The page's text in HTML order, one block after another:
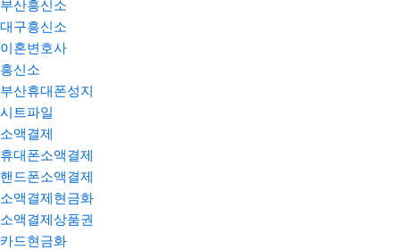
부산흥신소
대구흥신소
이혼변호사
흥신소
부산휴대폰성지
시트파일
소액결제
휴대폰소액결제
핸드폰소액결제
소액결제현금화
소액결제상품권
카드현금화